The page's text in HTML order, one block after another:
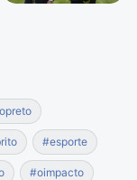
#esporte
#oimpacto